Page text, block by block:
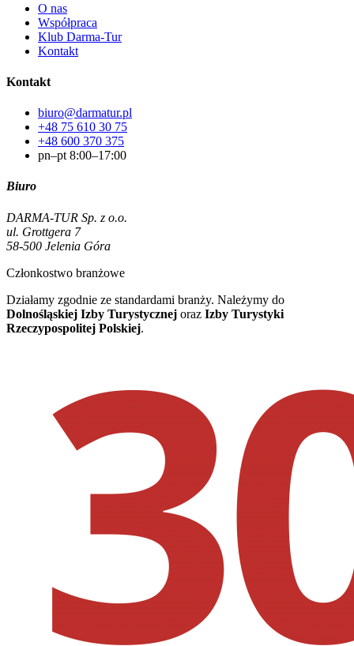
O nas
Współpraca
Klub Darma-Tur
Kontakt
Kontakt
biuro@darmatur.pl
+48 75 610 30 75
+48 600 370 375
pn–pt 8:00–17:00
Biuro
DARMA-TUR Sp. z o.o.
ul. Grottgera 7
58-500 Jelenia Góra
Członkostwo branżowe
Działamy zgodnie ze standardami branży. Należymy do
Dolnośląskiej Izby Turystycznej oraz Izby Turystyki
Rzeczypospolitej Polskiej.